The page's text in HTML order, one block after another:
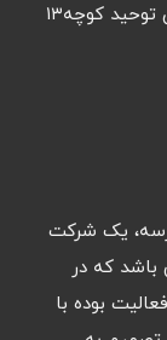
تهران تهرانپارس استقلال شرق خیابان توحید کوچه۱۳
یک شرکت
باشد که در
بوده با